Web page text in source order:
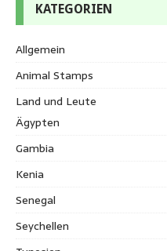
KATEGORIEN
Allgemein
Animal Stamps
Land und Leute
Ägypten
Gambia
Kenia
Senegal
Seychellen